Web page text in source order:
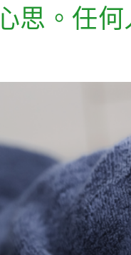
思。任